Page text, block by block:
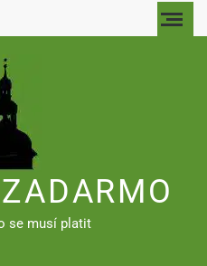
se musí platit